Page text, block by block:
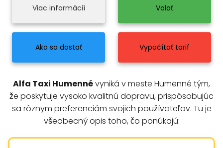
Viac informácií Volať
Ako sa dostať Vypočítať tarif
Alfa Taxi Humennévyniká v meste Humenné tým,
že poskytuje vysoko kvalitnú dopravu, prispôsobujúc
sa rôznym preferenciám svojich používateľov. Tu je
všeobecný opis toho, čo ponúkajú: